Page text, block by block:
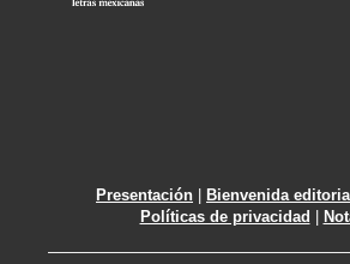
Presentación Bienvenida editorial
Políticas de privacidad